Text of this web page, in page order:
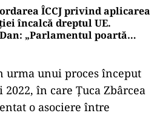
ÎCCJ privind aplicarea
încalcă dreptul UE.
„Parlamentul poartă
urma unui proces început
în care Țuca Zbârcea
o asociere între